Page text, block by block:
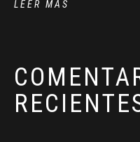
LEER MÁS